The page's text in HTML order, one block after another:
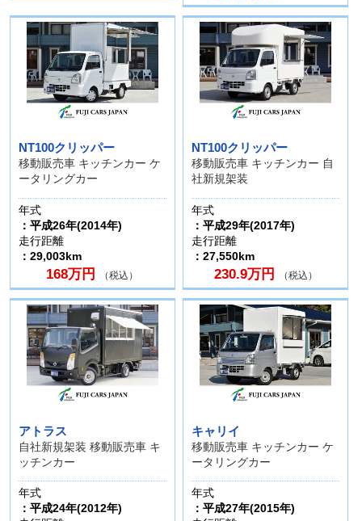
NT100クリッパー
移動販売車 キッチンカー ケ
ータリングカー
年式
：平成26年(2014年)
走行距離
：29,003km
168万円 （税込）
NT100クリッパー
移動販売車 キッチンカー 自
社新規架装
年式
：平成29年(2017年)
走行距離
：27,550km
230.9万円 （税込）
アトラス
自社新規架装 移動販売車 キ
ッチンカー
年式
：平成24年(2012年)
キャリイ
移動販売車 キッチンカー ケ
ータリングカー
年式
：平成27年(2015年)